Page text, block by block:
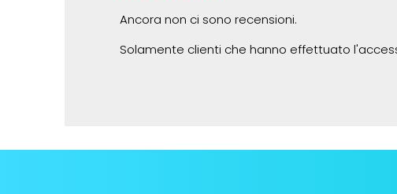
Ancora non ci sono recensioni.
Solamente clienti che hanno effettuato